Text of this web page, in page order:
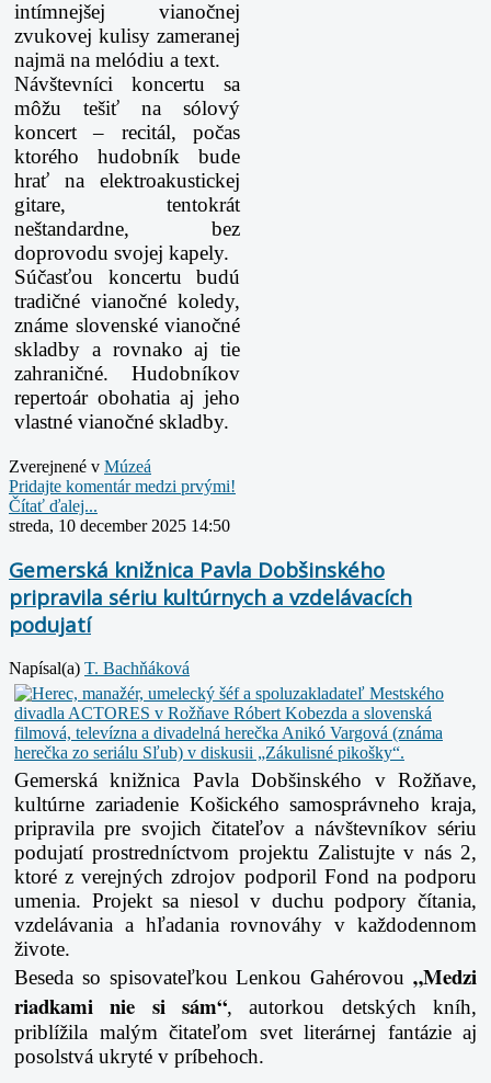
intímnejšej vianočnej
zvukovej kulisy zameranej
najmä na melódiu a text.
Návštevníci koncertu sa
môžu tešiť na sólový
koncert – recitál, počas
ktorého hudobník bude
hrať na elektroakustickej
gitare, tentokrát
neštandardne, bez
doprovodu svojej kapely.
Súčasťou koncertu budú
tradičné vianočné koledy,
známe slovenské vianočné
skladby a rovnakoaj tie
zahraničné. Hudobníkov
repertoár obohatia aj jeho
vlastné vianočné skladby.
Zverejnené v Múzeá
Pridajte komentár medzi prvými!
Čítať ďalej...
streda, 10 december 2025 14:50
Gemerská knižnica Pavla Dobšinského
pripravila sériu kultúrnych a vzdelávacích
podujatí
Napísal(a) T. Bachňáková
Gemerská knižnica Pavla Dobšinského v Rožňave,
kultúrne zariadenie Košickéhosamosprávneho kraja,
pripravila pre svojich čitateľov a návštevníkov sériu
podujatíprostredníctvom projektu Zalistujte v nás 2,
ktoré z verejných zdrojov podporil Fond na podporu
umenia. Projekt sa niesol v duchu podpory čítania,
vzdelávania a hľadaniarovnováhy v každodennom
živote.
Beseda so spisovateľkou Lenkou Gahérovou „Medzi
riadkami nie si sám“, autorkou detských kníh,
priblížila malým čitateľom svet literárnej fantázie aj
posolstvá ukryté v príbehoch.